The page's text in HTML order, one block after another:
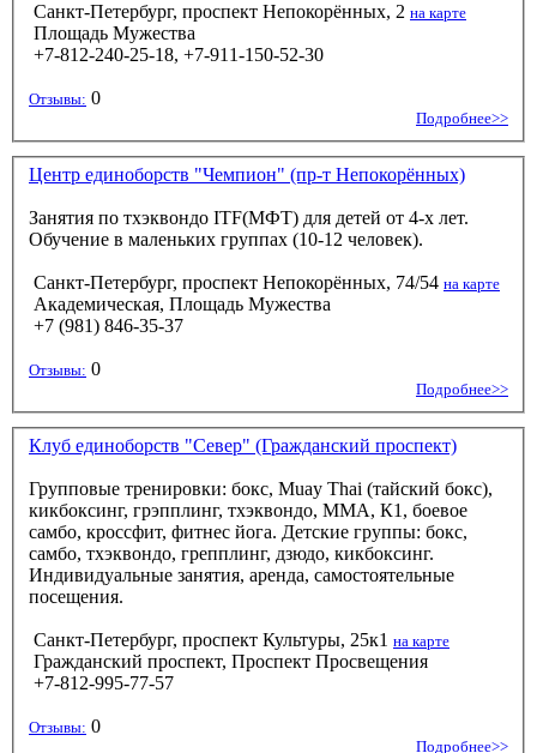
Санкт-Петербург, проспект Непокорённых, 2 на карте
Площадь Мужества
+7-812-240-25-18, +7-911-150-52-30
Отзывы: 0
Подробнее>>
Центр единоборств "Чемпион" (пр-т Непокорённых)
Занятия по тхэквондо ITF(МФТ) для детей от 4-х лет.
Обучение в маленьких группах (10-12 человек).
Санкт-Петербург, проспект Непокорённых, 74/54 на карте
Академическая, Площадь Мужества
+7 (981) 846-35-37
Отзывы: 0
Подробнее>>
Клуб единоборств "Север" (Гражданский проспект)
Групповые тренировки: бокс, Muay Thai (тайский бокс),
кикбоксинг, грэпплинг, тхэквондо, ММА, К1, боевое
самбо, кроссфит, фитнес йога. Детские группы: бокс,
самбо, тхэквондо, грепплинг, дзюдо, кикбоксинг.
Индивидуальные занятия, аренда, самостоятельные
посещения.
Санкт-Петербург, проспект Культуры, 25к1 на карте
Гражданский проспект, Проспект Просвещения
+7-812-995-77-57
Отзывы: 0
Подробнее>>